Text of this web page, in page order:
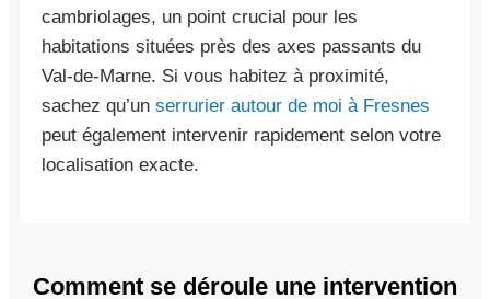
cambriolages, un point crucial pour les
habitations situées près des axes passants du
Val-de-Marne. Si vous habitez à proximité,
sachez qu’un serrurier autour de moi à Fresnes
peut également intervenir rapidement selon votre
localisation exacte.
Comment se déroule une intervention